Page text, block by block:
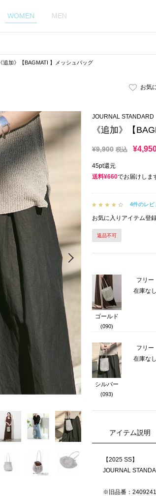
WOMEN MEN
《追加》【BAGMATI 】メッシュバッグ
お気
Next
JOURNAL STANDARD
《追加》【
¥9,900 税込 ¥
45pt還元
送料¥660でお届けしま
4件のレビ
お気に入りアイテム登
返品不可
ゴールド
(090)
フリー
在庫なし
シルバー
(093)
フリー
在庫なし
アイテム説明
【2025 SS】
JOURNAL
※旧品番：